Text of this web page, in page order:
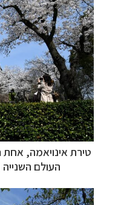
טירת אינויאמה, אחת
העולם השנייה